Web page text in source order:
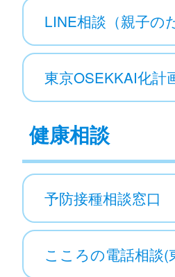
LINE相談（親子の
東京OSEKKAI化計
健康相談
予防接種相談窓口
こころの電話相談(